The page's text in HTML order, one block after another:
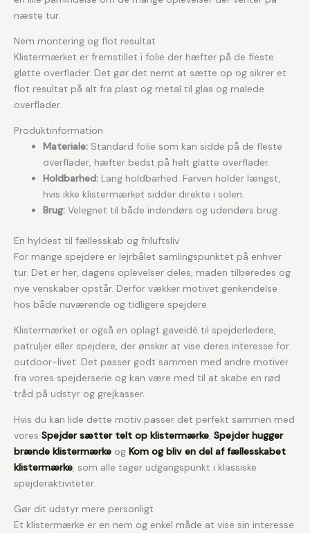
næste tur.
Nem montering og flot resultat
Klistermærket er fremstillet i folie der hæfter på de fleste
glatte overflader. Det gør det nemt at sætte op og sikrer et
flot resultat på alt fra plast og metal til glas og malede
overflader.
Produktinformation
Materiale: Standard folie som kan sidde på de fleste
overflader, hæfter bedst på helt glatte overflader.
Holdbarhed: Lang holdbarhed. Farven holder længst,
hvis ikke klistermærket sidder direkte i solen.
Brug: Velegnet til både indendørs og udendørs brug.
En hyldest til fællesskab og friluftsliv
For mange spejdere er lejrbålet samlingspunktet på enhver
tur. Det er her, dagens oplevelser deles, maden tilberedes og
nye venskaber opstår. Derfor vækker motivet genkendelse
hos både nuværende og tidligere spejdere.
Klistermærket er også en oplagt gaveidé til spejderledere,
patruljer eller spejdere, der ønsker at vise deres interesse for
outdoor-livet. Det passer godt sammen med andre motiver
fra vores spejderserie og kan være med til at skabe en rød
tråd på udstyr og grejkasser.
Hvis du kan lide dette motiv passer det perfekt sammen med
vores Spejder sætter telt op klistermærke, Spejder hugger
brænde klistermærke og Kom og bliv en del af fællesskabet
klistermærke, som alle tager udgangspunkt i klassiske
spejderaktiviteter.
Gør dit udstyr mere personligt
Et klistermærke er en nem og enkel måde at vise sin interesse